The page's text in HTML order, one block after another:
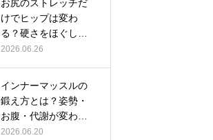
お尻のストレッチだ
けでヒップは変わ
る？硬さをほぐして
整える正しい方…
2026.06.26
インナーマッスルの
鍛え方とは？姿勢・
お腹・代謝が変わる
トレーニング…
2026.06.20